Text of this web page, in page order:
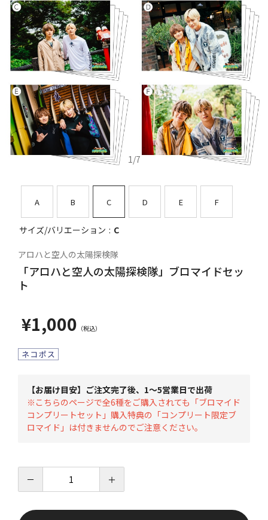
1/7
A B C D E F
サイズ/バリエーション C
アロハと空人の太陽探検隊
「アロハと空人の太陽探検隊」ブロマイドセッ
ト
¥1,000
【お届け目安】ご注文完了後、1～5営業日で出荷
※こちらのページで全6種をご購入されても「ブロマイド
コンプリートセット」購入特典の「コンプリート限定ブ
ロマイド」は付きませんのでご注意ください。
－ ＋